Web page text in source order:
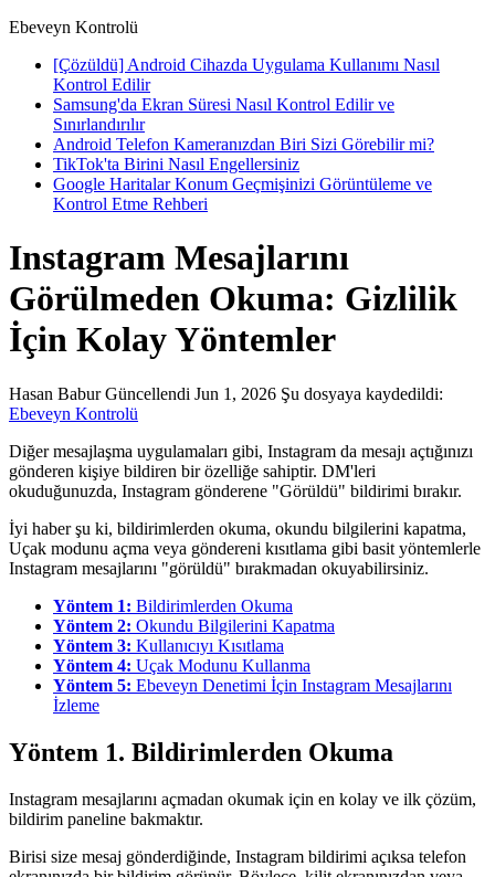
Ebeveyn Kontrolü
[Çözüldü] Android Cihazda Uygulama Kullanımı Nasıl
Kontrol Edilir
Samsung'da Ekran Süresi Nasıl Kontrol Edilir ve
Sınırlandırılır
Android Telefon Kameranızdan Biri Sizi Görebilir mi?
TikTok'ta Birini Nasıl Engellersiniz
Google Haritalar Konum Geçmişinizi Görüntüleme ve
Kontrol Etme Rehberi
Instagram Mesajlarını
Görülmeden Okuma: Gizlilik
İçin Kolay Yöntemler
Hasan BaburGüncellendi Jun 1, 2026 Şu dosyaya kaydedildi:
Ebeveyn Kontrolü
Diğer mesajlaşma uygulamaları gibi, Instagram da mesajı açtığınızı
gönderen kişiye bildiren bir özelliğe sahiptir. DM'leri
okuduğunuzda, Instagram gönderene "Görüldü" bildirimi bırakır.
İyi haber şu ki, bildirimlerden okuma, okundu bilgilerini kapatma,
Uçak modunu açma veya göndereni kısıtlama gibi basit yöntemlerle
Instagram mesajlarını "görüldü" bırakmadan okuyabilirsiniz.
Yöntem 1: Bildirimlerden Okuma
Yöntem 2: Okundu Bilgilerini Kapatma
Yöntem 3: Kullanıcıyı Kısıtlama
Yöntem 4: Uçak Modunu Kullanma
Yöntem 5: Ebeveyn Denetimi İçin Instagram Mesajlarını
İzleme
Yöntem 1. Bildirimlerden Okuma
Instagram mesajlarını açmadan okumak için en kolay ve ilk çözüm,
bildirim paneline bakmaktır.
Birisi size mesaj gönderdiğinde, Instagram bildirimi açıksa telefon